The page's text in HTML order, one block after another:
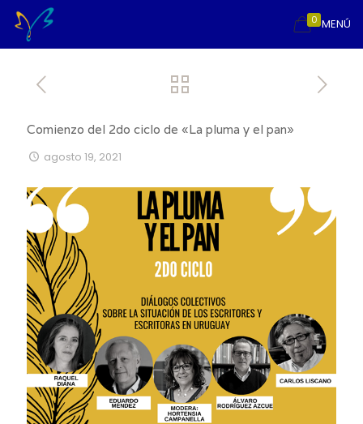
MENÚ
0
Comienzo del 2do ciclo de «La pluma y el pan»
agosto 19, 2021